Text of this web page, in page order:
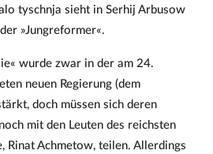
tyschnja sieht in Serhij Arbusow
»Jungreformer«.
wurde zwar in der am 24.
neuen Regierung (dem
doch müssen sich deren
mit den Leuten des reichsten
Rinat Achmetow, teilen. Allerdings